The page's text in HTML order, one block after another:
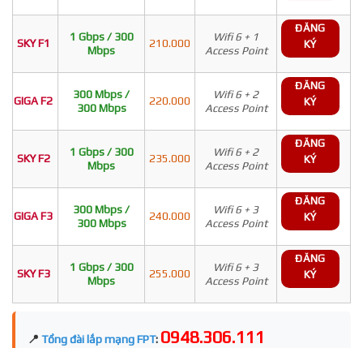
SKY F1
1 Gbps / 300
Mbps
210.000
Wifi 6 + 1
Access Point
ĐĂNG
KÝ
GIGA F2
300 Mbps /
300 Mbps
220.000
Wifi 6 + 2
Access Point
ĐĂNG
KÝ
SKY F2
1 Gbps / 300
Mbps
235.000
Wifi 6 + 2
Access Point
ĐĂNG
KÝ
GIGA F3
300 Mbps /
300 Mbps
240.000
Wifi 6 + 3
Access Point
ĐĂNG
KÝ
SKY F3
1 Gbps / 300
Mbps
255.000
Wifi 6 + 3
Access Point
ĐĂNG
KÝ
📍 Tổng đài lắp mạng FPT: 0948.306.111